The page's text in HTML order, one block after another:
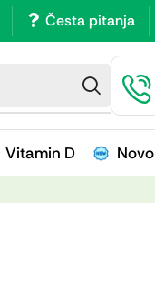
Česta pitanja
Vitamin D Novo